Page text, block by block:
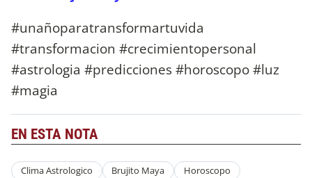
#unañoparatransformartuvida
#transformacion #crecimientopersonal
#astrologia #predicciones #horoscopo #luz
#magia
EN ESTA NOTA
Clima Astrologico Brujito Maya Horoscopo